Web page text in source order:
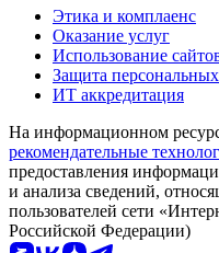
Этика и комплаенс
Оказание услуг
Использование
Защита
ИТ аккредитация
На информационном
рекомендательные
предоставления
и анализа сведений,
пользователей сети
Российской Федерации)